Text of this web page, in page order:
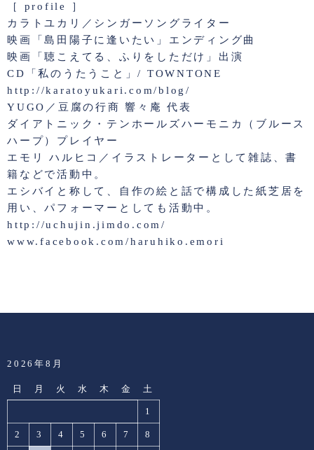
［ profile ］
カラトユカリ／シンガーソングライター
映画「島田陽子に逢いたい」エンディング曲
映画「聴こえてる、ふりをしただけ」出演
CD「私のうたうこと」/ TOWNTONE
http://karatoyukari.com/blog/
YUGO／豆腐の行商 響々庵 代表
ダイアトニック・テンホールズハーモニカ（ブルース
ハープ）プレイヤー
エモリ ハルヒコ／イラストレーターとして雑誌、書
籍などで活動中。
エシバイと称して、自作の絵と話で構成した紙芝居を
用い、パフォーマーとしても活動中。
http://uchujin.jimdo.com/
www.facebook.com/haruhiko.emori
2026年8月
日 月 火 水 木 金 土
1
2 3 4 5 6 7 8